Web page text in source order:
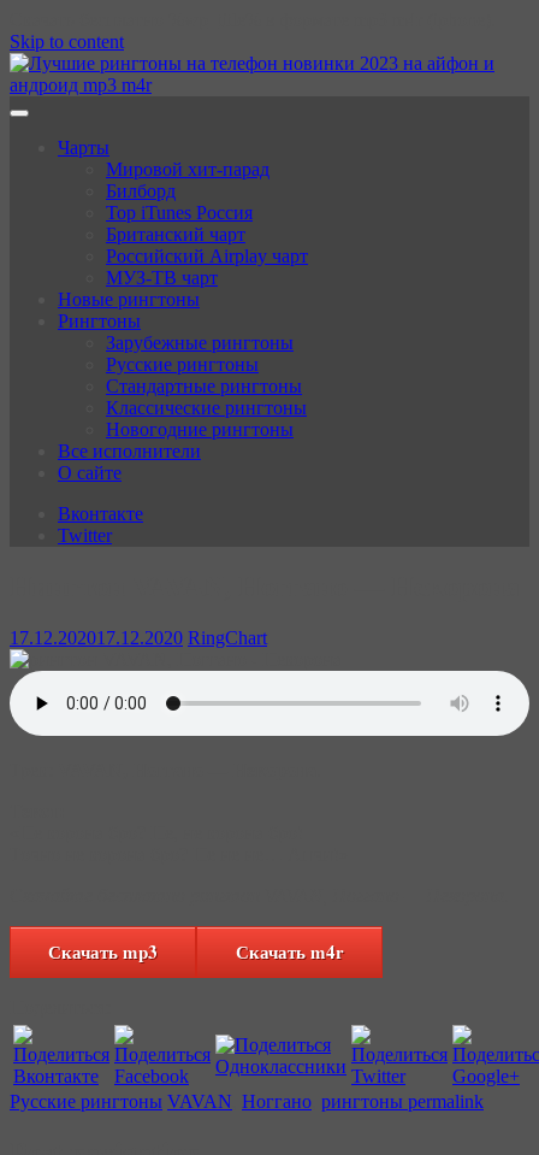
Skip to content
Чарты
Мировой хит-парад
Билборд
Top iTunes Россия
Британский чарт
Российский Airplay чарт
МУЗ-ТВ чарт
Новые рингтоны
Рингтоны
Зарубежные рингтоны
Русские рингтоны
Стандартные рингтоны
Классические рингтоны
Новогодние рингтоны
Все исполнители
О сайте
Вконтакте
Twitter
17.12.202017.12.2020 RingChart
Скачать mp3 Скачать m4r
Русские рингтоны VAVAN Ноггано рингтоны permalink